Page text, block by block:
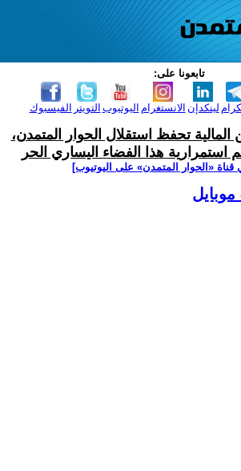
تابعونا على:
الفيسبوك التويتر اليوتيوب الانستغرام لينكدإن
المالية تحفظ استقلال الحوار المتمدن،
هذا الفضاء اليساري الحر
‫«الحوار المتمدن» على اليوتيوب]
موبايل